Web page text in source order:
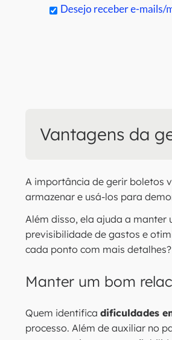
Vantagens da
A importância de gerir boletos
armazenar e usá-los para
Além disso, ela ajuda a manter
previsibilidade de gastos e
cada ponto com mais detalhes?
Manter um bom
Quem identifica dificuldades
processo. Além de auxiliar no